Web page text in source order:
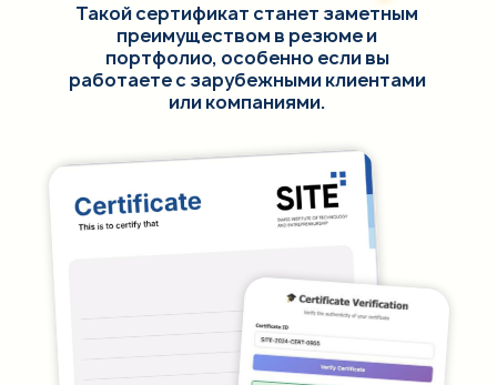
Такой сертификат станет заметным
преимуществом в резюме и
портфолио, особенно если вы
работаете с зарубежными клиентами
или компаниями.